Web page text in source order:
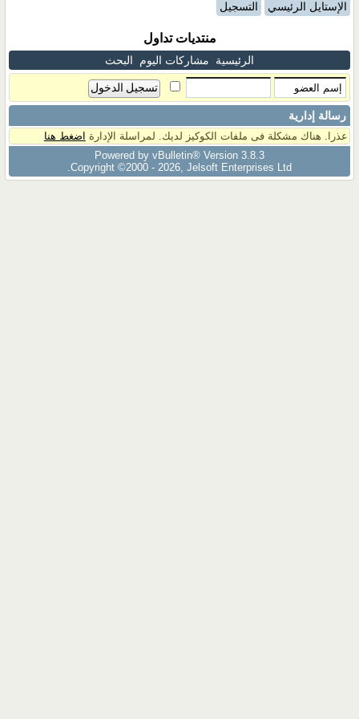
الإستايل الرئيسي التسجيل
منتديات تداول
الرئيسية مشاركات اليوم البحث
رسالة إدارية
عذرا. هناك مشكلة فى ملفات الكوكيز لديك. لمراسلة الإدارة اضغط هنا
Powered by vBulletin® Version 3.8.3
Copyright ©2000 - 2026, Jelsoft Enterprises Ltd.